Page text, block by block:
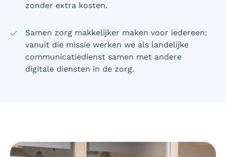
zonder extra kosten.
Samen zorg makkelijker maken voor iedereen:
vanuit die missie werken we als landelijke
communicatiedienst samen met andere
digitale diensten in de zorg.